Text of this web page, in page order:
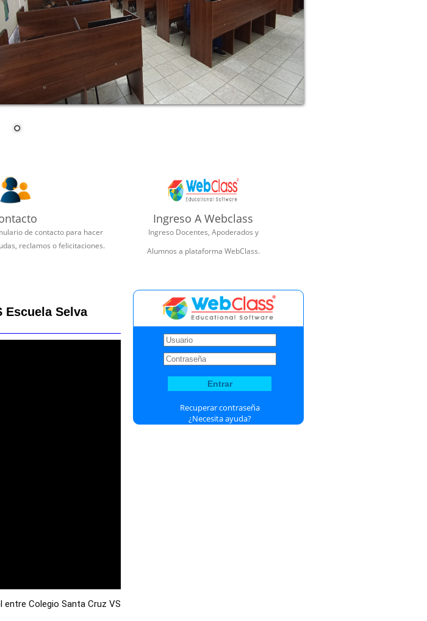
de contacto para hacer
reclamos o felicitaciones.
Ingreso A Webclass
Ingreso Docentes, Apoderados y
Alumnos a plataforma WebClass.
Escuela Selva
Colegio Santa Cruz VS
Recuperar contraseña
¿Necesita ayuda?